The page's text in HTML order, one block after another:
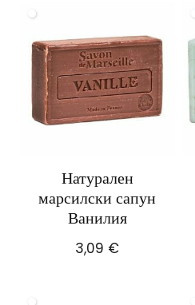
Натурален
марсилски сапун
Ванилия
3,09 €